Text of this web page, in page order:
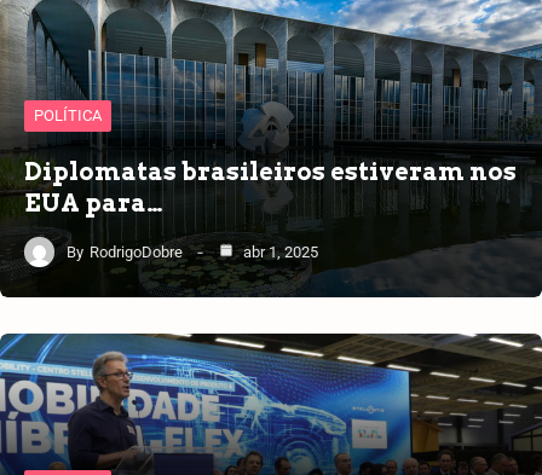
POLÍTICA
Diplomatas brasileiros estiveram nos
EUA para…
By RodrigoDobre abr 1, 2025